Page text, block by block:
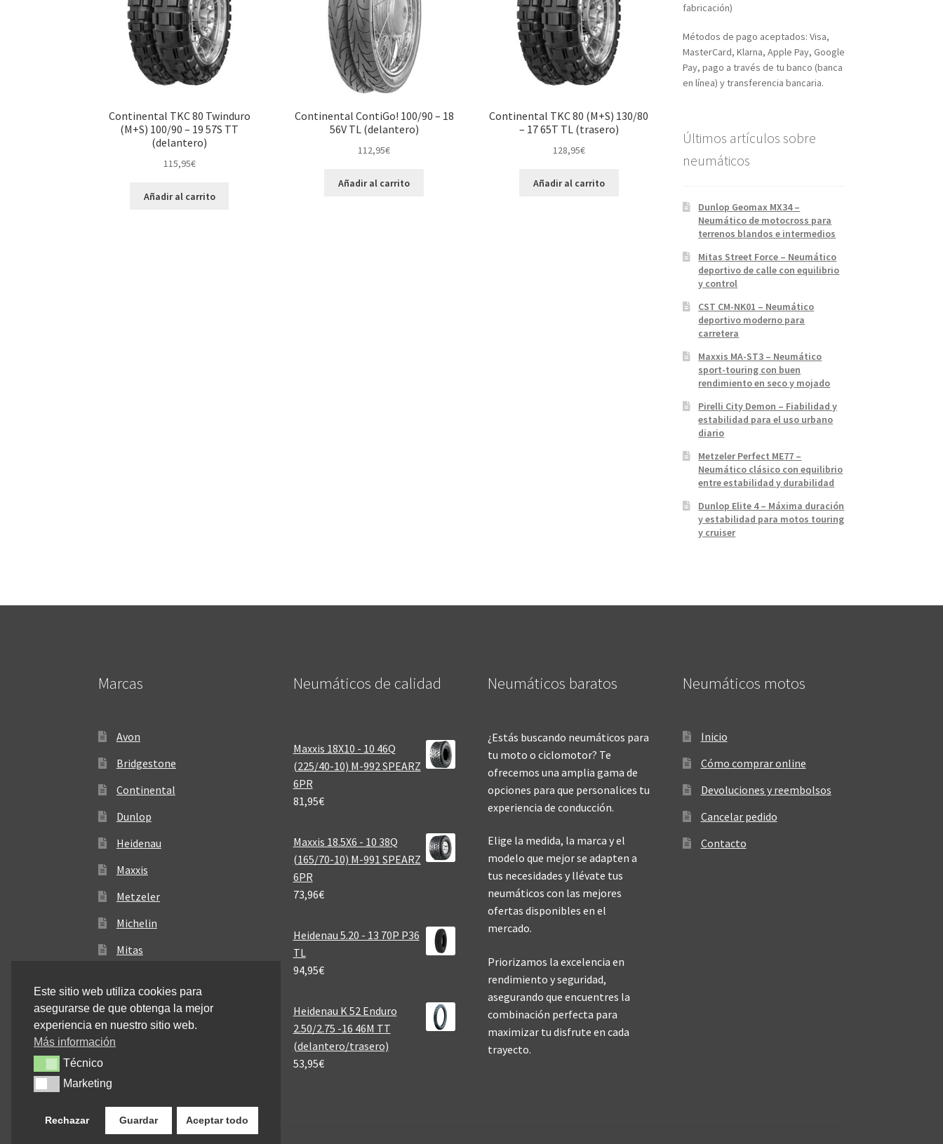
Continental TKC 80 Twinduro
(M+S) 100/90 – 19 57S TT
(delantero)
115,95€
Añadir al carrito
Continental ContiGo! 100/90 – 18
56V TL (delantero)
112,95€
Añadir al carrito
Continental TKC 80 (M+S) 130/80
– 17 65T TL (trasero)
128,95€
Añadir al carrito
fabricación)
Métodos de pago aceptados: Visa,
MasterCard, Klarna, Apple Pay, Google
Pay, pago a través de tu banco (banca
en línea) y transferencia bancaria.
Últimos artículos sobre
neumáticos
Dunlop Geomax MX34 –
Neumático de motocross para
terrenos blandos e intermedios
Mitas Street Force – Neumático
deportivo de calle con equilibrio
y control
CST CM-NK01 – Neumático
deportivo moderno para
carretera
Maxxis MA-ST3 – Neumático
sport-touring con buen
rendimiento en seco y mojado
Pirelli City Demon – Fiabilidad y
estabilidad para el uso urbano
diario
Metzeler Perfect ME77 –
Neumático clásico con equilibrio
entre estabilidad y durabilidad
Dunlop Elite 4 – Máxima duración
y estabilidad para motos touring
y cruiser
Marcas
Avon
Bridgestone
Continental
Dunlop
Heidenau
Maxxis
Metzeler
Michelin
Mitas
Neumáticos de calidad‎
Maxxis 18X10 - 10 46Q
(225/40-10) M-992 SPEARZ
6PR
81,95€
Maxxis 18.5X6 - 10 38Q
(165/70-10) M-991 SPEARZ
6PR
73,96€
Heidenau 5.20 - 13 70P P36
TL
94,95€
Heidenau K 52 Enduro
2.50/2.75 -16 46M TT
(delantero/trasero)
53,95€
Neumáticos baratos
¿Estás buscando neumáticos para
tu moto o ciclomotor? Te
ofrecemos una amplia gama de
opciones para que personalices tu
experiencia de conducción.
Elige la medida, la marca y el
modelo que mejor se adapten a
tus necesidades y llévate tus
neumáticos con las mejores
ofertas disponibles en el
mercado.
Priorizamos la excelencia en
rendimiento y seguridad,
asegurando que encuentres la
combinación perfecta para
maximizar tu disfrute en cada
trayecto.
Neumáticos motos
Inicio
Cómo comprar online
Devoluciones y reembolsos
Cancelar pedido
Contacto
Este sitio web utiliza cookies para
asegurarse de que obtenga la mejor
experiencia en nuestro sitio web.
Más información
TécnicoTécnico
MarketingMarketing
Rechazar Guardar Aceptar todo